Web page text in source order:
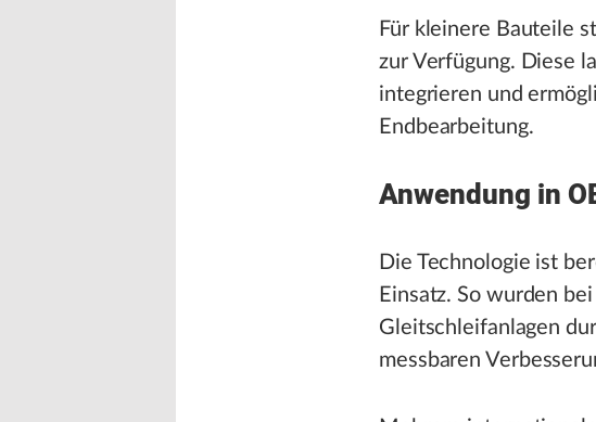
Für kleinere Bauteile
zur Verfügung. Diese
integrieren und
Endbearbeitung.
Anwendung in
Die Technologie ist
Einsatz. So wurden
Gleitschleifanlagen
messbaren